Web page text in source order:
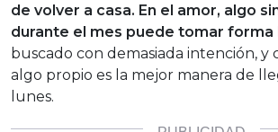
de volver a casa. En el amor, algo
durante el mes puede tomar forma
buscado con demasiada intención, y
algo propio es la mejor manera de
lunes.